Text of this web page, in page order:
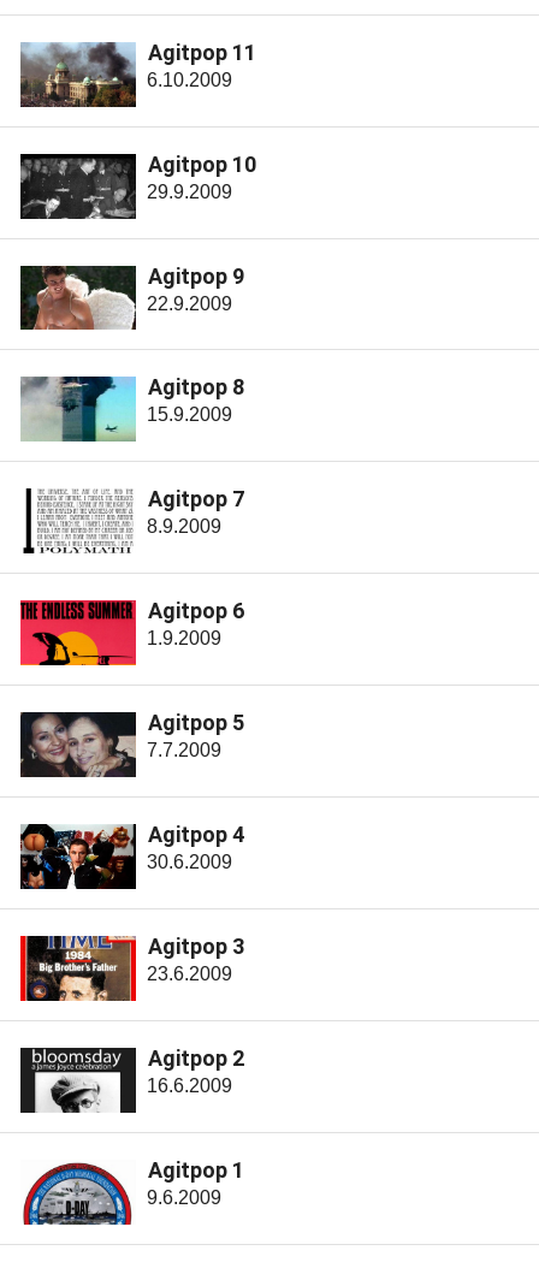
Agitpop 11
6.10.2009
Agitpop 10
29.9.2009
Agitpop 9
22.9.2009
Agitpop 8
15.9.2009
Agitpop 7
8.9.2009
Agitpop 6
1.9.2009
Agitpop 5
7.7.2009
Agitpop 4
30.6.2009
Agitpop 3
23.6.2009
Agitpop 2
16.6.2009
Agitpop 1
9.6.2009